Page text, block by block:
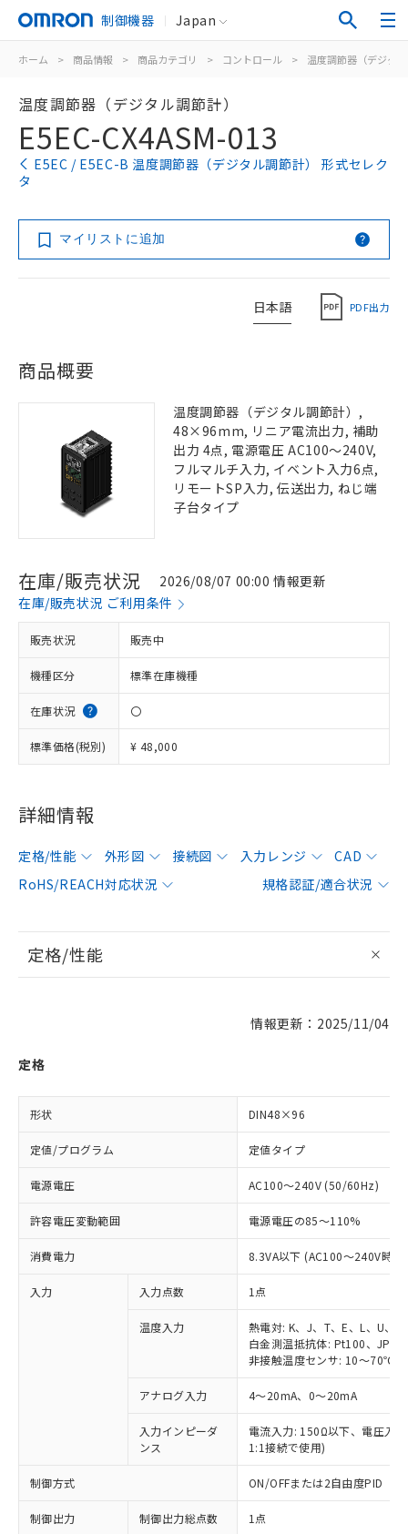
制御機器 Japan
ホーム > 商品情報 > 商品カテゴリ > コントロール > 温度調節器（デジタ
温度調節器（デジタル調節計）
E5EC-CX4ASM-013
E5EC / E5EC-B 温度調節器（デジタル調節計） 形式セレク
タ
マイリストに追加
日本語 PDF出力
商品概要
温度調節器（デジタル調節計）,
48×96mm, リニア電流出力, 補助
出力 4点, 電源電圧 AC100～240V,
フルマルチ入力, イベント入力6点,
リモートSP入力, 伝送出力, ねじ端
子台タイプ
在庫/販売状況
2026/08/07 00:00 情報更新
在庫/販売状況 ご利用条件
販売状況 販売中
機種区分 標準在庫機種
在庫状況 〇
標準価格(税別) ¥ 48,000
詳細情報
定格/性能 外形図 接続図 入力レンジ
CAD
RoHS/REACH対応状況
規格認証/適合状況
定格/性能
情報更新：2025/11/04
定格
形状 DIN48×96
定値/プログラム 定値タイプ
電源電圧 AC100～240V (50/60Hz)
許容電圧変動範囲 電源電圧の85～110%
消費電力 8.3VA以下 (AC100～240V時)
入力 入力点数 1点
温度入力
熱電対: K、J、T、E、L、U、
白金測温抵抗体: Pt100、
非接触温度センサ: 10～70℃
アナログ入力 4～20mA、0～20mA
入力インピーダ
ンス
電流入力: 150Ω以下、電圧入
1:1接続で使用)
制御方式 ON/OFFまたは2自由度PID（
制御出力 制御出力総点数 1点